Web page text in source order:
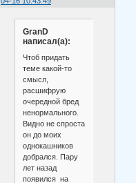
GranD
написал(а):
Чтоб придать
теме какой-то
смысл,
расшифрую
очередной бред
ненормального.
Видно не спроста
он до моих
однокашников
добрался. Пару
лет назад
появился на